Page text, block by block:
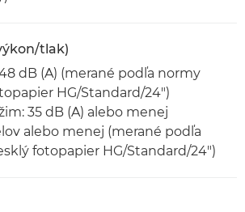
tlak)
dB (A) (merané podľa normy
HG/Standard/24")
35 dB (A) alebo menej
alebo menej (merané podľa
fotopapier HG/Standard/24")